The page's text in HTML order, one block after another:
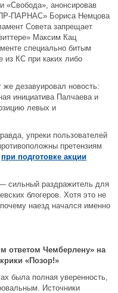
«Свобода», анонсировав
ПАРНАС» Бориса Немцова
Совета запрещает
Максим Кац
специально битым
из КС при каких либо
же дезавуировал новость:
инициатива Палчаева и
левых и
упреки пользователей
претензиям
при подготовке акции
сильный раздражитель для
блогеров. Хотя это не
наезд начался именно
ответом Чемберлену» на
«Позор!»
была полная уверенность,
Источники